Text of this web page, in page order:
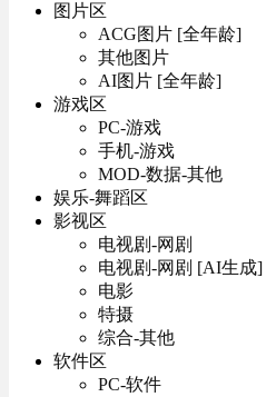
图片区
ACG图片 [全年龄]
其他图片
AI图片 [全年龄]
游戏区
PC-游戏
手机-游戏
MOD-数据-其他
娱乐-舞蹈区
影视区
电视剧-网剧
电视剧-网剧 [AI生成]
电影
特摄
综合-其他
软件区
PC-软件